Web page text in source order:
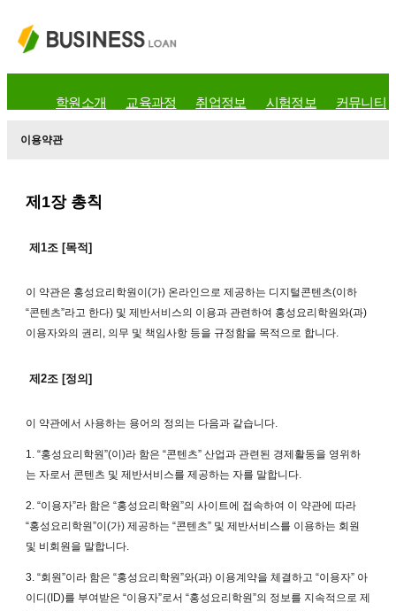
학원소개 교육과정 취업정보 시험정보 커뮤니티
이용약관
제1장 총칙
제1조 [목적]
이 약관은 홍성요리학원이(가) 온라인으로 제공하는 디지털콘텐츠(이하
“콘텐츠”라고 한다) 및 제반서비스의 이용과 관련하여 홍성요리학원와(과)
이용자와의 권리, 의무 및 책임사항 등을 규정함을 목적으로 합니다.
제2조 [정의]
이 약관에서 사용하는 용어의 정의는 다음과 같습니다.
1. “홍성요리학원”(이)라 함은 “콘텐츠” 산업과 관련된 경제활동을 영위하
는 자로서 콘텐츠 및 제반서비스를 제공하는 자를 말합니다.
2. “이용자”라 함은 “홍성요리학원”의 사이트에 접속하여 이 약관에 따라
“홍성요리학원”이(가) 제공하는 “콘텐츠” 및 제반서비스를 이용하는 회원
및 비회원을 말합니다.
3. “회원”이라 함은 “홍성요리학원”와(과) 이용계약을 체결하고 “이용자” 아
이디(ID)를 부여받은 “이용자”로서 “홍성요리학원”의 정보를 지속적으로 제